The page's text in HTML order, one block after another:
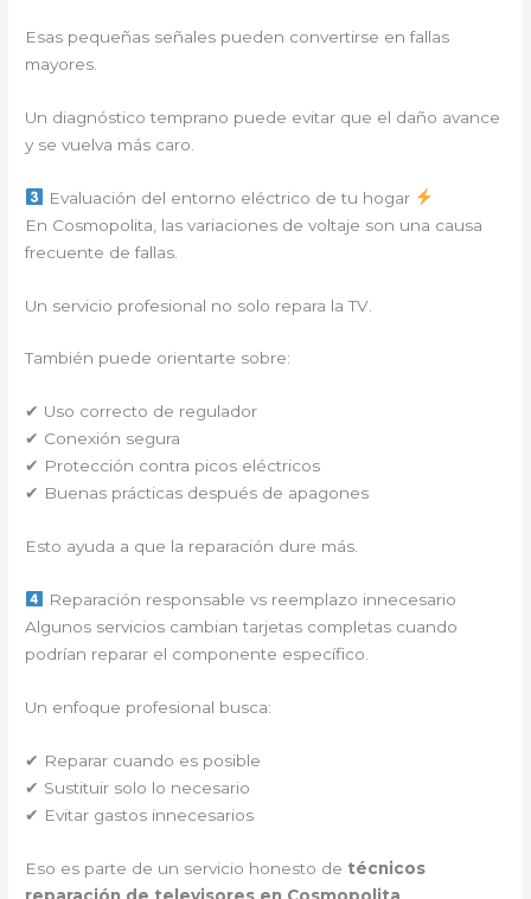
Esas pequeñas señales pueden convertirse en fallas
mayores.
Un diagnóstico temprano puede evitar que el daño avance
y se vuelva más caro.
Evaluación del entorno eléctrico de tu hogar
En Cosmopolita, las variaciones de voltaje son una causa
frecuente de fallas.
Un servicio profesional no solo repara la TV.
También puede orientarte sobre:
✔ Uso correcto de regulador
✔ Conexión segura
✔ Protección contra picos eléctricos
✔ Buenas prácticas después de apagones
Esto ayuda a que la reparación dure más.
Reparación responsable vs reemplazo innecesario
Algunos servicios cambian tarjetas completas cuando
podrían reparar el componente específico.
Un enfoque profesional busca:
✔ Reparar cuando es posible
✔ Sustituir solo lo necesario
✔ Evitar gastos innecesarios
Eso es parte de un servicio honesto de técnicos
reparación de televisores en Cosmopolita